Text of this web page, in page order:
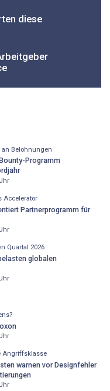
diese
Belohnungen
Programm
Accelerator
Partnerprogramm für
Quartal 2026
globalen
Angriffsklasse
warnen vor Designfehler